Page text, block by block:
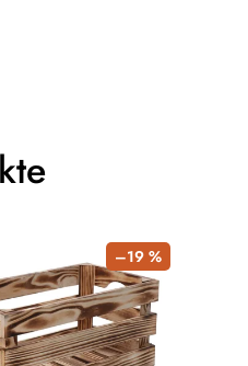
–19 %